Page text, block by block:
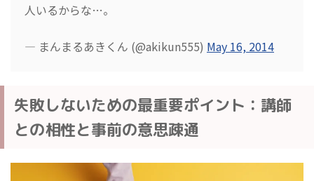
人いるからな…。
— まんまるあきくん (@akikun555) May 16, 2014
失敗しないための最重要ポイント：講師
との相性と事前の意思疎通